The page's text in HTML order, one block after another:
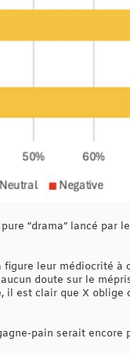
“drama” lancé par
leur médiocrité à
doute sur le
est clair que X
pain serait encore